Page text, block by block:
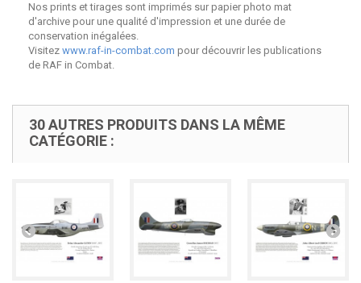
Nos prints et tirages sont imprimés sur papier photo mat
d'archive pour une qualité d'impression et une durée de
conservation inégalées.
Visitez www.raf-in-combat.com pour découvrir les publications
de RAF in Combat.
30 AUTRES PRODUITS DANS LA MÊME
CATÉGORIE :